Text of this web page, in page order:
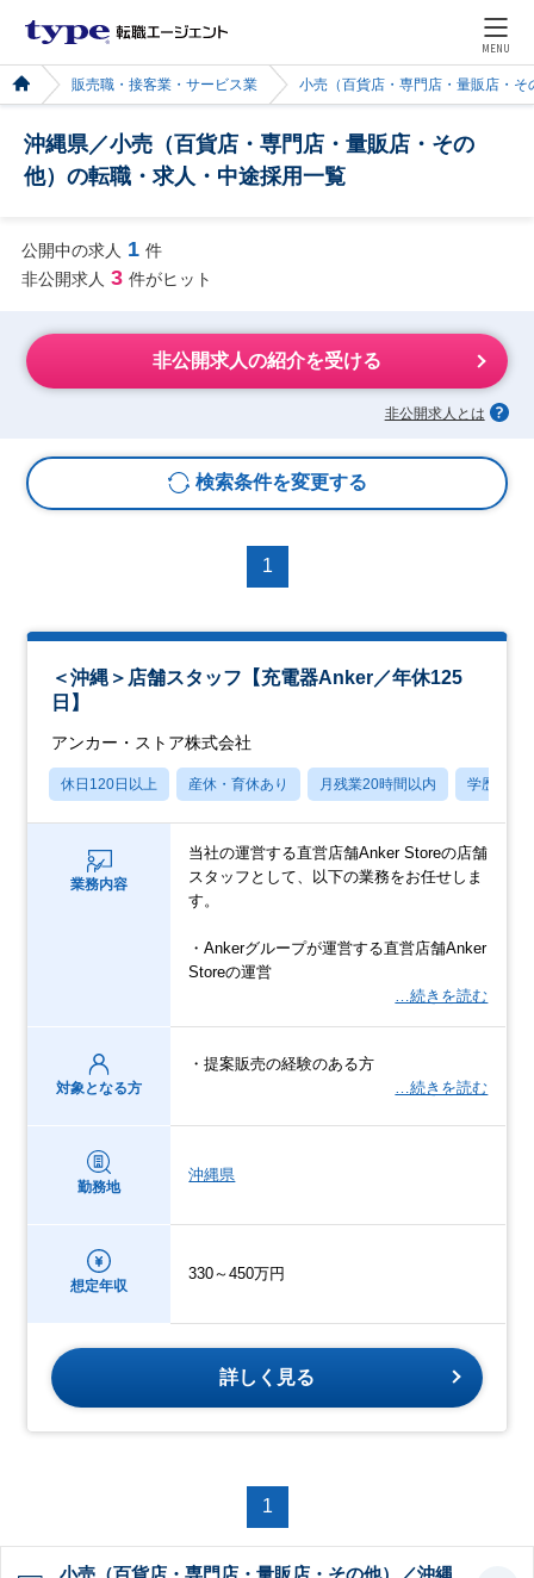
MENU
販売職・接客業・サービス業 小売（百貨店・専門店・量販店・そ
沖縄県／小売（百貨店・専門店・量販店・その
他）の転職・求人・中途採用一覧
公開中の求人 1 件
非公開求人 3 件がヒット
非公開求人の紹介を受ける
非公開求人とは
検索条件を変更する
1
＜沖縄＞店舗スタッフ【充電器Anker／年休125
日】
アンカー・ストア株式会社
休日120日以上 産休・育休あり 月残業20時間以内 学歴不問
業務内容
当社の運営する直営店舗Anker Storeの店舗
スタッフとして、以下の業務をお任せしま
す。
・Ankerグループが運営する直営店舗Anker
Storeの運営
…続きを読む
対象となる方
・提案販売の経験のある方
…続きを読む
勤務地
沖縄県
想定年収
330～450万円
詳しく見る
1
小売（百貨店・専門店・量販店・その他）／沖縄